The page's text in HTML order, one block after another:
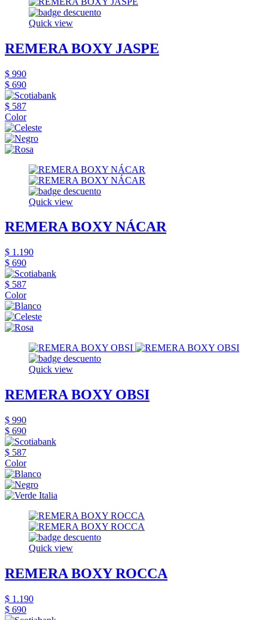
Quick view
REMERA BOXY JASPE
$ 990
$ 690
$ 587
Color
Quick view
REMERA BOXY NÁCAR
$ 1.190
$ 690
$ 587
Color
Quick view
REMERA BOXY OBSI
$ 990
$ 690
$ 587
Color
Quick view
REMERA BOXY ROCCA
$ 1.190
$ 690